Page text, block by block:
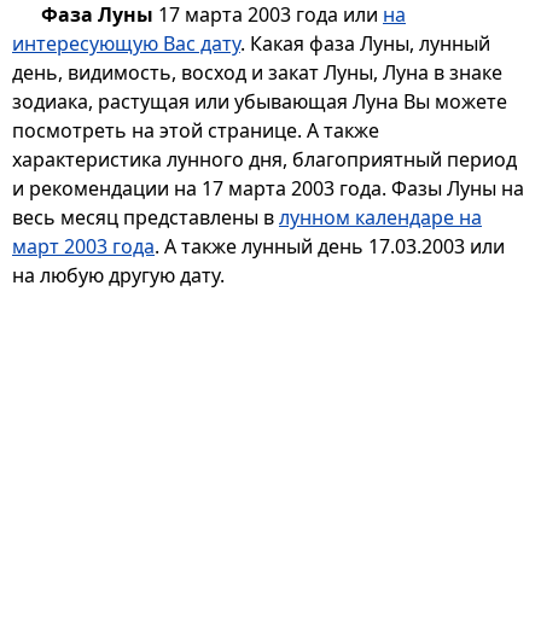
Фаза Луны 17 марта 2003 года или на
интересующую Вас дату. Какая фаза Луны, лунный
день, видимость, восход и закат Луны, Луна в знаке
зодиака, растущая или убывающая Луна Вы можете
посмотреть на этой странице. А также
характеристика лунного дня, благоприятный период
и рекомендации на 17 марта 2003 года. Фазы Луны на
весь месяц представлены влунном календаре на
март 2003 года. А также лунный день 17.03.2003 или
на любую другую дату.